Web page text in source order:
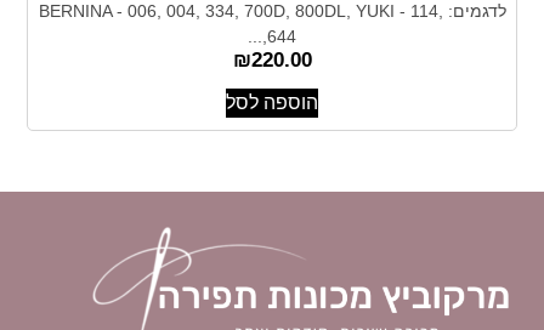
לדגמים: BERNINA - 006, 004, 334, 700D, 800DL, YUKI - 114,
644,...
₪220.00
הוספה לסל